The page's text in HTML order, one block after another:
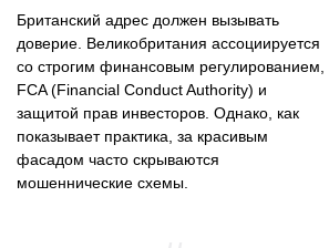
Британский адрес должен вызывать
доверие. Великобритания ассоциируется
со строгим финансовым регулированием,
FCA (Financial Conduct Authority) и
защитой прав инвесторов. Однако, как
показывает практика, за красивым
фасадом часто скрываются
мошеннические схемы.